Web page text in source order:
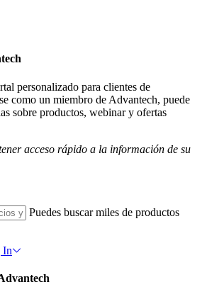
personalizado para clientes de
como un miembro de Advantech, puede
sobre productos, webinar y ofertas
acceso rápido a la información de su
Puedes buscar miles de productos
In